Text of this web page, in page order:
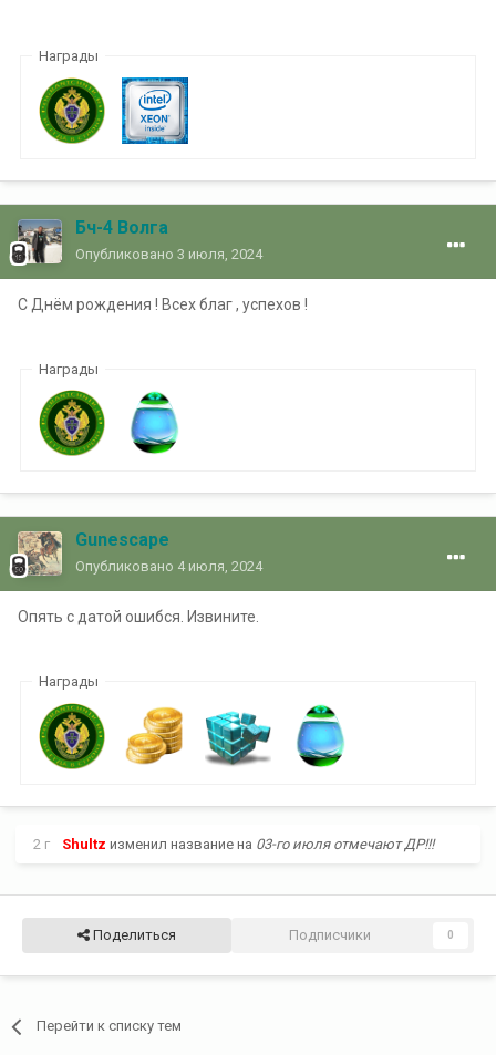
Награды
Бч-4 Волга
Опубликовано 3 июля, 2024
С Днём рождения ! Всех благ , успехов !
Награды
Gunescape
Опубликовано 4 июля, 2024
Опять с датой ошибся. Извините.
Награды
2 г Shultz изменил название на 03-го июля отмечают ДР!!!
Поделиться Подписчики 0
Перейти к списку тем